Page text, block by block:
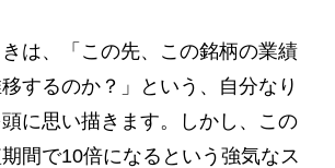
は、「この先、この銘柄の業績
するのか？」という、自分なり
に思い描きます。しかし、この
間で10倍になるという強気なス